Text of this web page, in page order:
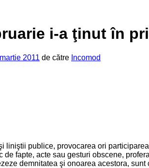
i-a ţinut în
2011 de către Incomod
liniştii publice, provocarea ori
de fapte, acte sau gesturi obscene,
demnitatea şi onoarea acestora,